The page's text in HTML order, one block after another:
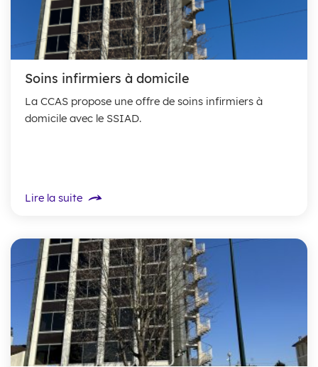
Soins infirmiers à domicile
La CCAS propose une offre de soins infirmiers à
domicile avec le SSIAD.
Lire la suite